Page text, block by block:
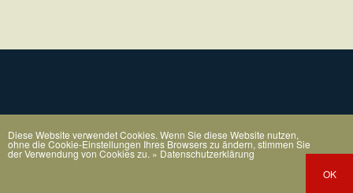
Diese Website verwendet Cookies. Wenn Sie diese Website nutzen,
ohne die Cookie-Einstellungen Ihres Browsers zu ändern, stimmen Sie
der Verwendung von Cookies zu. » Datenschutzerklärung
OK